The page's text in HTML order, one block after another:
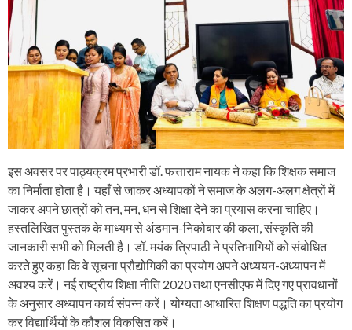
इस अवसर पर पाठ्यक्रम प्रभारी डॉ. फत्ताराम नायक ने कहा कि शिक्षक समाज
का निर्माता होता है। यहाँ से जाकर अध्यापकों ने समाज के अलग-अलग क्षेत्रों में
जाकर अपने छात्रों को तन, मन, धन से शिक्षा देने का प्रयास करना चाहिए।
हस्तलिखित पुस्तक के माध्यम से अंडमान-निकोबार की कला, संस्कृति की
जानकारी सभी को मिलती है। डॉ. मयंक त्रिपाठी ने प्रतिभागियों को संबोधित
करते हुए कहा कि वे सूचना प्रौद्योगिकी का प्रयोग अपने अध्ययन-अध्यापन में
अवश्य करें। नई राष्ट्रीय शिक्षा नीति 2020 तथा एनसीएफ में दिए गए प्रावधानों
के अनुसार अध्यापन कार्य संपन्न करें। योग्यता आधारित शिक्षण पद्धति का प्रयोग
कर विद्यार्थियों के कौशल विकसित करें।